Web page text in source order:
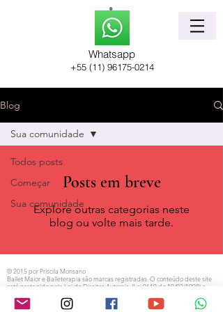
Whatsapp
+55 (11) 96175-0214
Blog
Todos posts
Começar
Sua comunidade
Sua comunidade
Posts em breve
Explore outras categorias neste
blog ou volte mais tarde.
© 2015 por Priscila Monsano​
Ballet Maior e Balleterapia são marcas registradas. O conteúdo deste site
está protegido pela Lei de Direitos Autorais. (Lei 9610 de 19/02/1998) e
Fotografia na home page: Héctor Guinez